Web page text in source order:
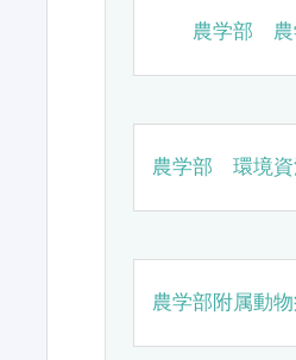
農学部 農
農学部 環境資
農学部附属動